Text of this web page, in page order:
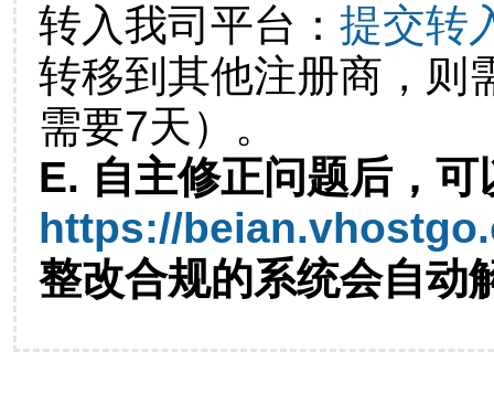
转入我司平台： 提交转
转移到其他注册商，则
需要7天）。
E. 自主修正问题后，可
https://
整改合规的系统会自动